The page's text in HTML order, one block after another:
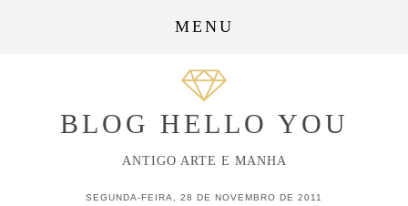
MENU
BLOG HELLO YOU
ANTIGO ARTE E MANHA
SEGUNDA-FEIRA, 28 DE NOVEMBRO DE 2011